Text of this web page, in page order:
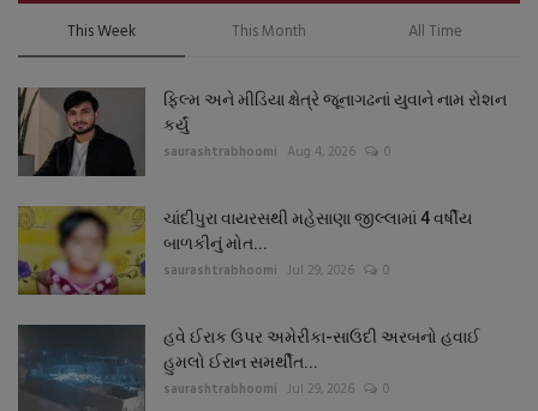
This Week This Month All Time
ફિલ્મ અને મીડિયા ક્ષેત્રે જૂનાગઢનાં યુવાને નામ રોશન
કર્યું
saurashtrabhoomi Aug 4, 2026 0
ચાંદીપુરા વાયરસથી મહેસાણા જીલ્લામાં 4 વર્ષીય
બાળકીનું મોત...
saurashtrabhoomi Jul 29, 2026 0
હવે ઈરાક ઉપર અમેરીકા-સાઉદી અરબનો હવાઈ
હુમલો ઈરાન સમર્થીત...
saurashtrabhoomi Jul 29, 2026 0